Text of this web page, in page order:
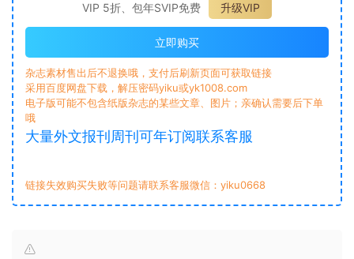
VIP 5折、包年SVIP免费
升级VIP
立即购买
杂志素材售出后不退换哦，支付后刷新页面可获取链接
采用百度网盘下载，解压密码yiku或yk1008.com
电子版可能不包含纸版杂志的某些文章、图片；亲确认需要后下单
哦
大量外文报刊周刊可年订阅联系客服
链接失效购买失败等问题请联系客服微信：yiku0668